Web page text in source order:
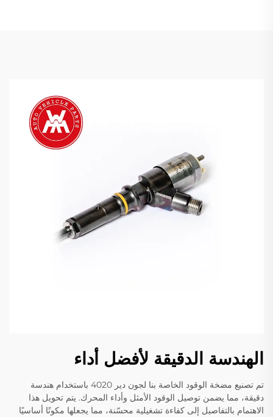
الهندسة الدقيقة لأفضل أداء
تم تصنيع مضخة الوقود الخاصة بنا لجون دير 4020 باستخدام هندسة
دقيقة، مما يضمن توصيل الوقود الأمثل وأداء المحرك. يتم تحويل هذا
الاهتمام بالتفاصيل إلى كفاءة تشغيلية محسّنة، مما يجعلها مكونًا أساسيًا